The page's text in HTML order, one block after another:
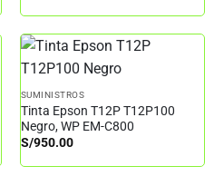
SUMINISTROS
Tinta Epson T12P T12P100
Negro, WP EM-C800
S/950.00